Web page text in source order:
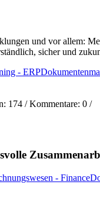
und vor allem:
sicher und
- ERP
174 / Kommentare: 0 /
- Finance